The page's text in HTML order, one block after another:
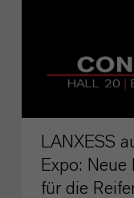
LANXESS
Expo:
für die